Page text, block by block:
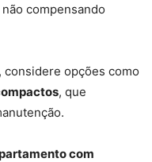
compensando
considere opções como
, que
com